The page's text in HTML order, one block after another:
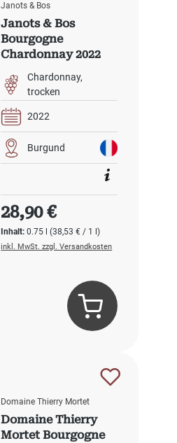
Janots & Bos
Janots & Bos
Bourgogne
Chardonnay 2022
Chardonnay
trocken
2022
Burgund
Inhalt:0.75 l(38,53 € / 1 l)
Regulärer Preis:
28,90 €
inkl. MwSt. zzgl. Versandkosten
Domaine Thierry Mortet
Domaine Thierry
Mortet Bourgogne